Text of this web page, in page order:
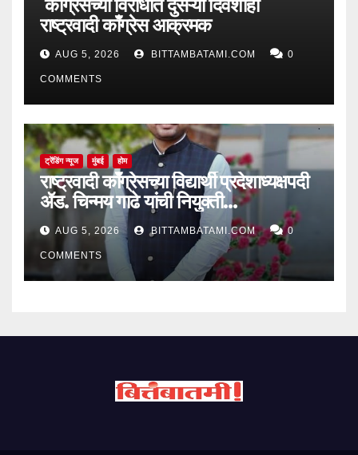
काँग्रेसच्या विरोधात दुसऱ्या दिवशीही
राष्ट्रवादी काँग्रेस आक्रमक
AUG 5, 2026 BITTAMBATAMI.COM 0
COMMENTS
ट्रेंडिंग न्यूज मुंबई होम
राष्ट्रवादी काँग्रेसच्या विद्यार्थी प्रदेशाध्यक्षपदी
ॲड. चिन्मय गाढे यांची नियुक्ती…
AUG 5, 2026 BITTAMBATAMI.COM 0
COMMENTS